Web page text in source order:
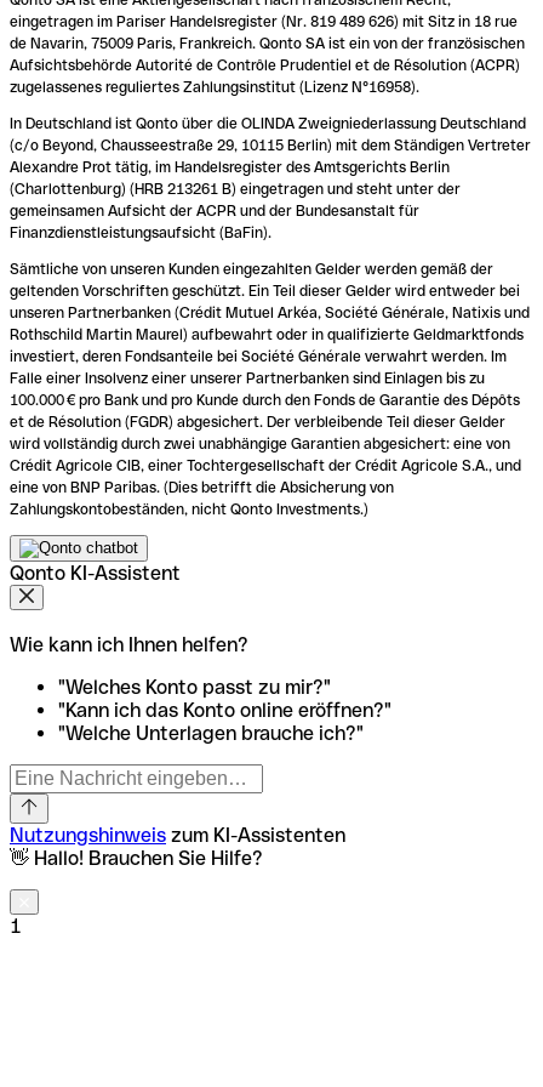
eingetragen im Pariser Handelsregister (Nr. 819 489 626) mit Sitz in 18 rue
de Navarin, 75009 Paris, Frankreich. Qonto SA ist ein von der französischen
Aufsichtsbehörde Autorité de Contrôle Prudentiel et de Résolution (ACPR)
zugelassenes reguliertes Zahlungsinstitut (Lizenz N°16958).
In Deutschland ist Qonto über die OLINDA Zweigniederlassung Deutschland
(c/o Beyond, Chausseestraße 29, 10115 Berlin) mit dem Ständigen Vertreter
Alexandre Prot tätig, im Handelsregister des Amtsgerichts Berlin
(Charlottenburg) (HRB 213261 B) eingetragen und steht unter der
gemeinsamen Aufsicht der ACPR und der Bundesanstalt für
Finanzdienstleistungsaufsicht (BaFin).
Sämtliche von unseren Kunden eingezahlten Gelder werden gemäß der
geltenden Vorschriften geschützt. Ein Teil dieser Gelder wird entweder bei
unseren Partnerbanken (Crédit Mutuel Arkéa, Société Générale, Natixis und
Rothschild Martin Maurel) aufbewahrt oder in qualifizierte Geldmarktfonds
investiert, deren Fondsanteile bei Société Générale verwahrt werden. Im
Falle einer Insolvenz einer unserer Partnerbanken sind Einlagen bis zu
100.000 € pro Bank und pro Kunde durch den Fonds de Garantie des Dépôts
et de Résolution (FGDR) abgesichert. Der verbleibende Teil dieser Gelder
wird vollständig durch zwei unabhängige Garantien abgesichert: eine von
Crédit Agricole CIB, einer Tochtergesellschaft der Crédit Agricole S.A., und
eine von BNP Paribas. (Dies betrifft die Absicherung von
Zahlungskontobeständen, nicht Qonto Investments.)
Qonto KI-Assistent
Wie kann ich Ihnen helfen?
"Welches Konto passt zu mir?"
"Kann ich das Konto online eröffnen?"
"Welche Unterlagen brauche ich?"
Nutzungshinweis zum KI-Assistenten
👋 Hallo! Brauchen Sie Hilfe?
1